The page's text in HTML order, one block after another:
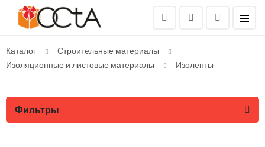
Каталог
Строительные материалы
Изоляционные и листовые материалы
Изоленты
Фильтры